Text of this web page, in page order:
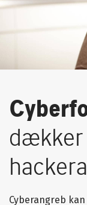
dækker
Cyberangreb